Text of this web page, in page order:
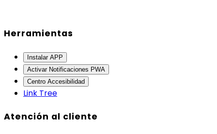
Herramientas
Instalar APP
Activar Notificaciones PWA
Centro Accesibilidad
Link Tree
Atención al cliente